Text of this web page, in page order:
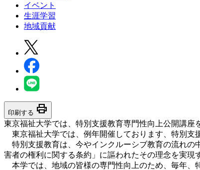
イベント
生涯学習
地域貢献
印刷する print
東京福祉大学では、特別支援教育専門性向上公開講座
東京福祉大学では、例年開催しております、特別支
特別支援教育は、今やインクルーシブ教育の流れの
害者の権利に関する条約」に謳われたその理念を実現
本学では、地域の皆様の専門性向上のため、毎年、